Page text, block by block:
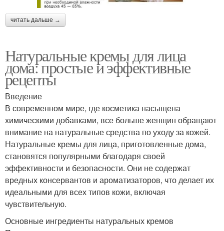
читать дальше →
Натуральные кремы для лица
дома: простые и эффективные
рецепты
Введение
В современном мире, где косметика насыщена
химическими добавками, все больше женщин обращают
внимание на натуральные средства по уходу за кожей.
Натуральные кремы для лица, приготовленные дома,
становятся популярными благодаря своей
эффективности и безопасности. Они не содержат
вредных консервантов и ароматизаторов, что делает их
идеальными для всех типов кожи, включая
чувствительную.
Основные ингредиенты натуральных кремов